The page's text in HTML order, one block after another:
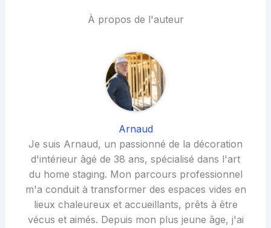
À propos de l'auteur
Arnaud
Je suis Arnaud, un passionné de la décoration
d'intérieur âgé de 38 ans, spécialisé dans l'art
du home staging. Mon parcours professionnel
m'a conduit à transformer des espaces vides en
lieux chaleureux et accueillants, prêts à être
vécus et aimés. Depuis mon plus jeune âge, j'ai